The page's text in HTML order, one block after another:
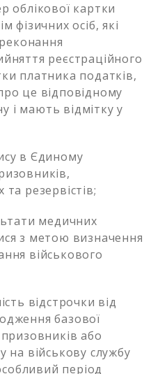
облікової картки
фізичних осіб, які
реєстраційного
платника податків,
це відповідному
і мають відмітку у
в Єдиному
резервістів;
медичних
з метою визначення
військового
відстрочки від
базової
або
на військову службу
період